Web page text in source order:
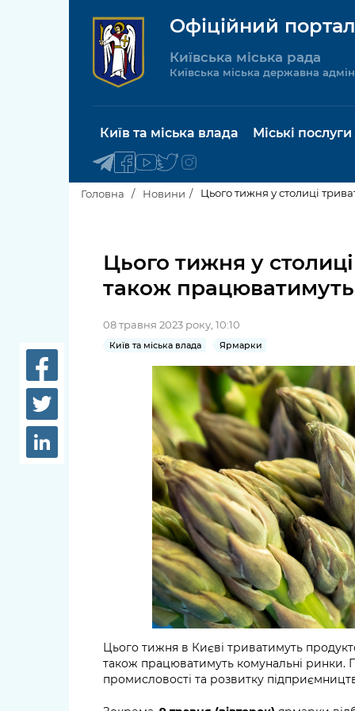
Офіційний
Київська міська рада
Київська міська державна
Київ та міська влада
Київська міська рада
Керівництво КМДА
Структура
Рішення та розпорядження
Проєкти розпоряджень, що
перебувають на погодженні
КМВА
Міські послуги
послуги
Пільги,
довідки
Лікарні
Освіта
заклади
Дороги,
парковки
Головна Новини Цього тижня у столиці
Цього тижня у
також
08 травня 2023 року, 10:10
Київ та міська влада Ярмарки
Цього тижня в Києві триватимуть
також працюватимуть комунальні
промисловості та розвитку